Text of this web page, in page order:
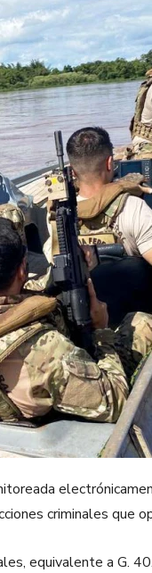
criminales que
equivalente a G.